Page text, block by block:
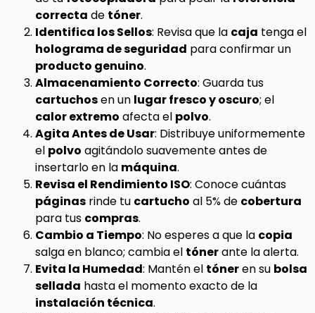
correcta de tóner.
Identifica los Sellos: Revisa que la caja tenga el
holograma de seguridad para confirmar un
producto genuino.
Almacenamiento Correcto: Guarda tus
cartuchosen un lugar fresco y oscuro; el
calor extremo afecta el polvo.
Agita Antes de Usar: Distribuye uniformemente
el polvo agitándolo suavemente antes de
insertarlo en la máquina.
Revisa el Rendimiento ISO: Conoce cuántas
páginas rinde tu cartucho al 5% de cobertura
para tus compras.
Cambio a Tiempo: No esperes a que la copia
salga en blanco; cambia el tónerante la alerta.
Evita la Humedad: Mantén el tóneren su bolsa
sellada hasta el momento exacto de la
instalación técnica.